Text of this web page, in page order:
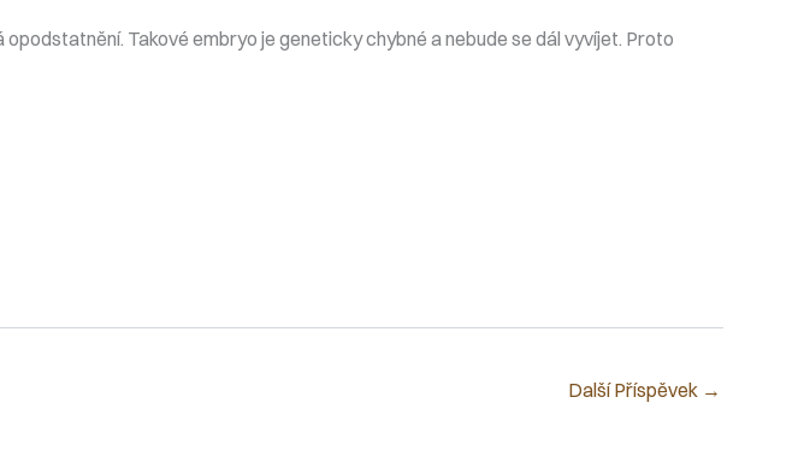
Takové embryo je geneticky chybné a nebude se dál vyvíjet. Proto
Další Příspěvek →